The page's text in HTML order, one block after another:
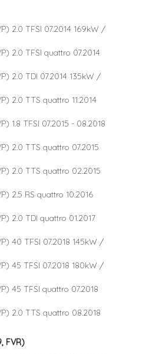
2.0 TFSI 07.2014 169kW /
2.0 TFSI quattro 07.2014
2.0 TDI 07.2014 135kW /
2.0 TTS quattro 11.2014
1.8 TFSI 07.2015 - 08.2018
2.0 TTS quattro 07.2015
2.0 TTS quattro 02.2015
2.5 RS quattro 10.2016
2.0 TDI quattro 01.2017
40 TFSI 07.2018 145kW /
45 TFSI 07.2018 180kW /
45 TFSI quattro 07.2018
2.0 TTS quattro 08.2018
FVR)